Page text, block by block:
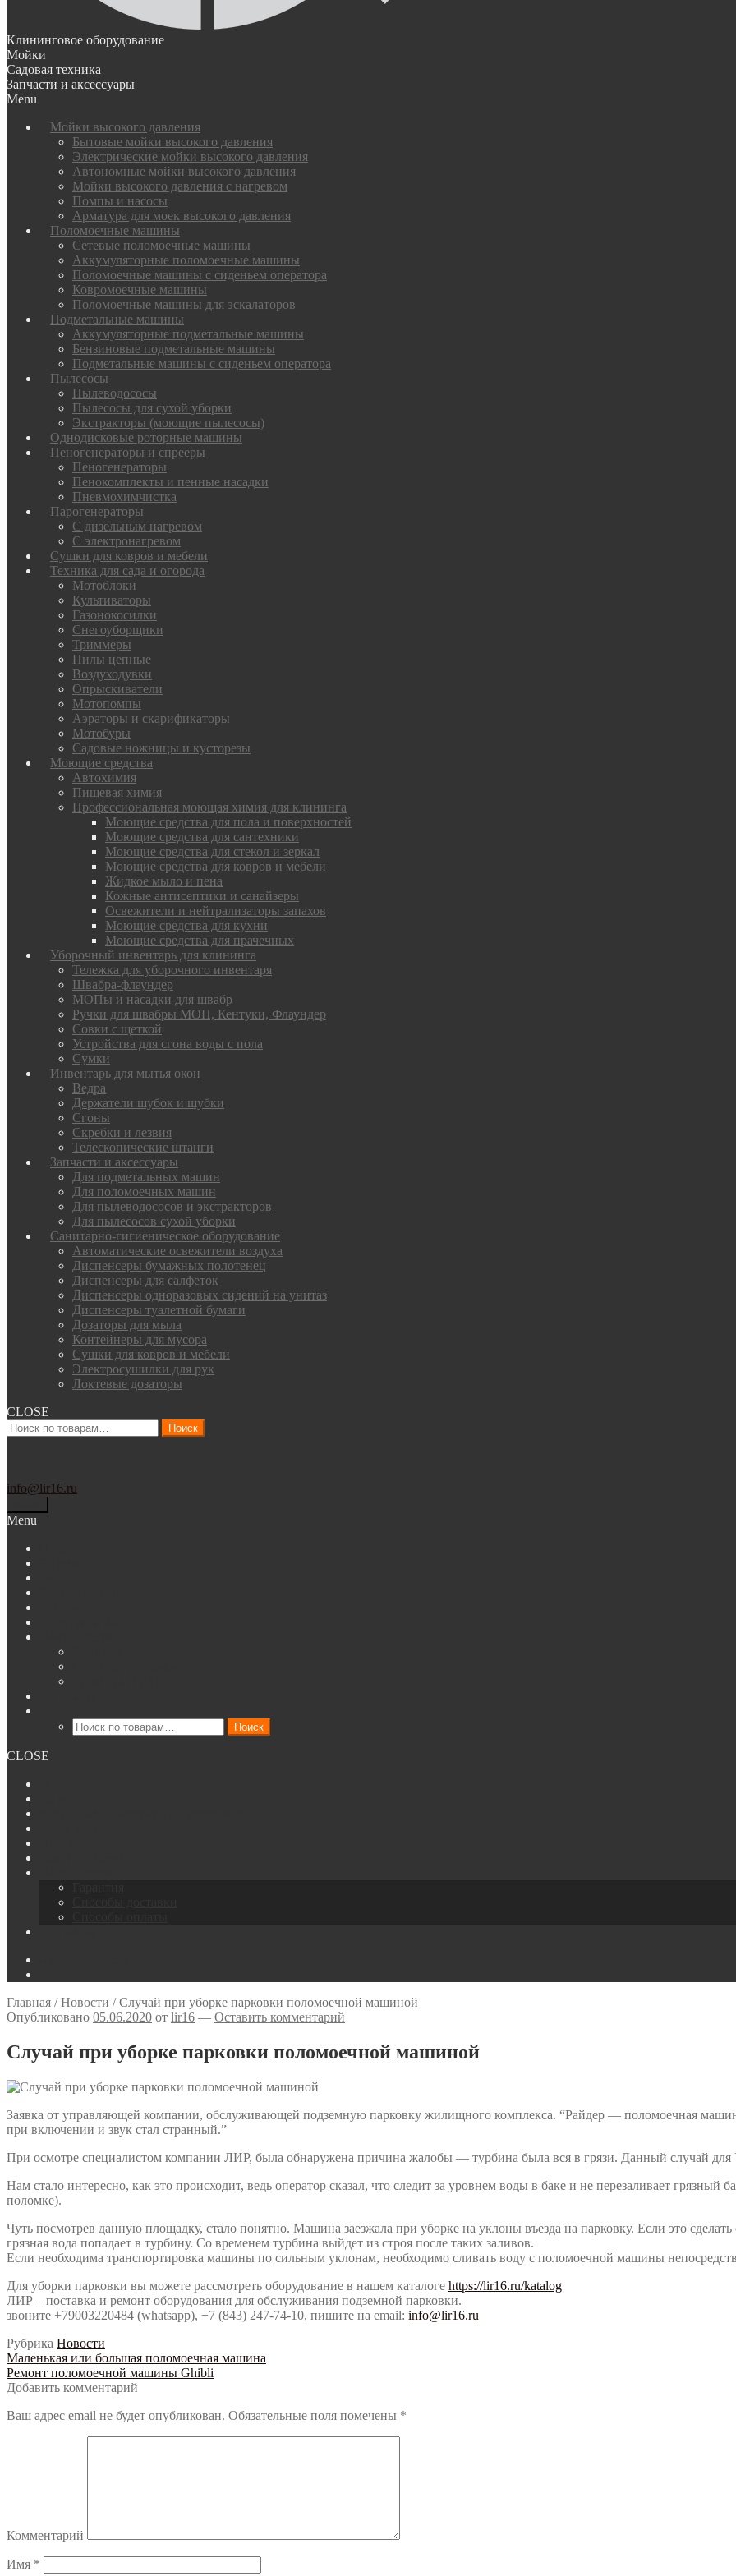
Клининговое оборудование
Мойки
Садовая техника
Запчасти и аксессуары
Menu
Мойки высокого давления
Бытовые мойки высокого давления
Электрические мойки высокого давления
Автономные мойки высокого давления
Мойки высокого давления с нагревом
Помпы и насосы
Арматура для моек высокого давления
Поломоечные машины
Сетевые поломоечные машины
Аккумуляторные поломоечные машины
Поломоечные машины с сиденьем оператора
Ковромоечные машины
Поломоечные машины для эскалаторов
Подметальные машины
Аккумуляторные подметальные машины
Бензиновые подметальные машины
Подметальные машины с сиденьем оператора
Пылесосы
Пылеводососы
Пылесосы для сухой уборки
Экстракторы (моющие пылесосы)
Однодисковые роторные машины
Пеногенераторы и спрееры
Пеногенераторы
Пенокомплекты и пенные насадки
Пневмохимчистка
Парогенераторы
С дизельным нагревом
С электронагревом
Сушки для ковров и мебели
Техника для сада и огорода
Мотоблоки
Культиваторы
Газонокосилки
Снегоуборщики
Триммеры
Пилы цепные
Воздуходувки
Опрыскиватели
Мотопомпы
Аэраторы и скарификаторы
Мотобуры
Садовые ножницы и кусторезы
Моющие средства
Автохимия
Пищевая химия
Профессиональная моющая химия для клининга
Моющие средства для пола и поверхностей
Моющие средства для сантехники
Моющие средства для стекол и зеркал
Моющие средства для ковров и мебели
Жидкое мыло и пена
Кожные антисептики и санайзеры
Освежители и нейтрализаторы запахов
Моющие средства для кухни
Моющие средства для прачечных
Уборочный инвентарь для клининга
Тележка для уборочного инвентаря
Швабра-флаундер
МОПы и насадки для швабр
Ручки для швабры МОП, Кентуки, Флаундер
Совки с щеткой
Устройства для сгона воды с пола
Сумки
Инвентарь для мытья окон
Ведра
Держатели шубок и шубки
Сгоны
Скребки и лезвия
Телескопические штанги
Запчасти и аксессуары
Для подметальных машин
Для поломоечных машин
Для пылеводососов и экстракторов
Для пылесосов сухой уборки
Санитарно-гигиеническое оборудование
Автоматические освежители воздуха
Диспенсеры бумажных полотенец
Диспенсеры для салфеток
Диспенсеры одноразовых сидений на унитаз
Диспенсеры туалетной бумаги
Дозаторы для мыла
Контейнеры для мусора
Сушки для ковров и мебели
Электросушилки для рук
Локтевые дозаторы
CLOSE
Искать:
Поиск
info@lir16.ru
Menu
Искать: Поиск
CLOSE
Главная /Новости /Случай при уборке парковки поломоечной машиной
Опубликовано 05.06.2020 от lir16 — Оставить комментарий
Случай при уборке парковки поломоечной машиной
Заявка от управляющей компании, обслуживающей подземную парковку жилищного комплекса. “Райдер — поломоечная
при включении и звук стал странный.”
При осмотре специалистом компании ЛИР, была обнаружена причина жалобы — турбина была вся в грязи. Данный случай
Нам стало интересно, как это происходит, ведь оператор сказал, что следит за уровнем воды в баке и не перезаливает грязный
поломке).
Чуть посмотрев данную площадку, стало понятно. Машина заезжала при уборке на уклоны въезда на парковку. Если это
грязная вода попадает в турбину. Со временем турбина выйдет из строя после таких заливов.
Если необходима транспортировка машины по сильным уклонам, необходимо сливать воду с поломоечной машины
Для уборки парковки вы можете рассмотреть оборудование в нашем каталоге https://lir16.ru/katalog
ЛИР – поставка и ремонт оборудования для обслуживания подземной парковки.
звоните +79003220484 (whatsapp), +7 (843) 247-74-10, пишите на email: info@lir16.ru
Рубрика Новости
Навигация
по
Предыдущий:
Маленькая или большая поломоечная машина
Следующий:
Ремонт поломоечной машины Ghibli
Добавить комментарий
Ваш адрес email не будет опубликован. Обязательные поля помечены *
Комментарий
Имя *